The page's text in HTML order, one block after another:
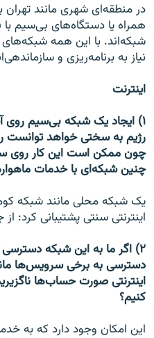
در منطقه‌ای شهری مانند
همراه یا دستگاه‌های بی‌سیم با
شبکه‌اند. با این همه
نیاز به برنامه‌ریزی و
اینترنت
۱) ایجاد یک شبکه بی‌سیم روی
رژیم به سختی خواهد توانست
چون ممکن است این کار روی
چنین شبکه‌ای با خدمات
یک شبکه محلی مانند شبکه
اینترنتی سنتی پشتیبانی کرد:
۲) اگر ما به این شبکه دسترسی
دسترسی به برخی سرویس‌ها
اینترنتی صورت حساب‌ها
کنیم؟
این امکان وجود دارد که به